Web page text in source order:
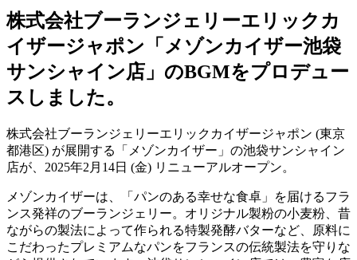
株式会社ブーランジェリーエリックカ
イザージャポン「メゾンカイザー池袋
サンシャイン店」のBGMをプロデュー
スしました。
株式会社ブーランジェリーエリックカイザージャポン (東京
都港区) が展開する「メゾンカイザー」の池袋サンシャイン
店が、2025年2月14日 (金) リニューアルオープン。
メゾンカイザーは、「パンのある幸せな食卓」を届けるフラ
ンス発祥のブーランジェリー。オリジナル製粉の小麦粉、昔
ながらの製法によって作られる特製発酵バターなど、原料に
こだわったプレミアムなパンをフランスの伝統製法を守りな